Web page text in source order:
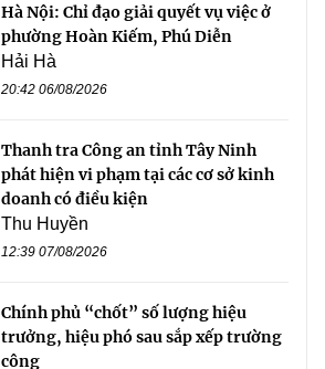
Hà Nội: Chỉ đạo giải quyết vụ việc ở
phường Hoàn Kiếm, Phú Diễn
Hải Hà
20:42 06/08/2026
Thanh tra Công an tỉnh Tây Ninh
phát hiện vi phạm tại các cơ sở kinh
doanh có điều kiện
Thu Huyền
12:39 07/08/2026
Chính phủ “chốt” số lượng hiệu
trưởng, hiệu phó sau sắp xếp trường
công